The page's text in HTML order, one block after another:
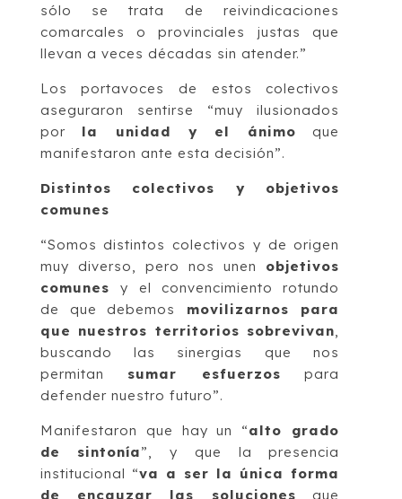
sólo se trata de reivindicaciones
comarcales o provinciales justas que
llevan a veces décadas sin atender.”
Los portavoces de estos colectivos
aseguraron sentirse “muy ilusionados
por la unidad y el ánimo que
manifestaron ante esta decisión”.
Distintos colectivos y objetivos
comunes
“Somos distintos colectivos y de origen
muy diverso, pero nos unen objetivos
comunesy el convencimiento rotundo
de que debemos
movilizarnos para
que nuestros territorios sobrevivan
buscando las sinergias que nos
permitan sumar esfuerzos para
defender nuestro futuro”.
Manifestaron que hay un “alto grado
de sintonía”, y que la presencia
institucional “va a ser la única forma
de encauzar las soluciones que